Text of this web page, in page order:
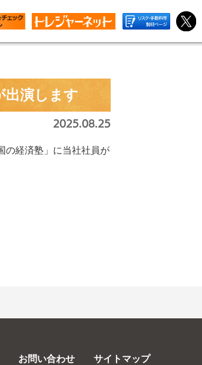
出演します
2025.08.25
の経済塾」に当社社員が
お問い合わせ サイトマップ